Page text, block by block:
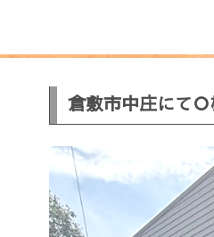
倉敷市中庄にて